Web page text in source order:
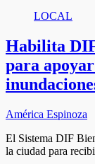
LOCAL
Habilita
para
América Espinoza
El Sistema DIF
la ciudad para